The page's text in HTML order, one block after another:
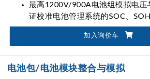
最高1200V/900A电池组模拟电压
证校准电池管理系统的SOC、
测试电池管理系统在静态或动态
(OVP)、低电压(UVP)、过电流
支持CAN、CAN FD、LIN、RS-
加入询价车
电池包/电池模块整合与模拟